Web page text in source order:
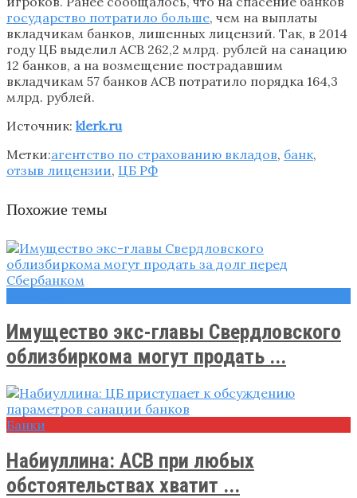
государство потратило больше, чем на выплаты
вкладчикам банков, лишенных лицензий. Так, в 2014
году ЦБ выделил АСВ 262,2 млрд. рублей на санацию
12 банков, а на возмещение пострадавшим
вкладчикам 57 банков АСВ потратило порядка 164,3
млрд. рублей.
Источник: klerk.ru
Метки:агентство по страхованию вкладов, банк,
отзыв лицензии, ЦБ РФ
Похожие темы
Имущество экс-главы Свердловского
облизбиркома могут продать ...
Банки
Набиуллина: АСВ при любых
обстоятельствах хватит ...